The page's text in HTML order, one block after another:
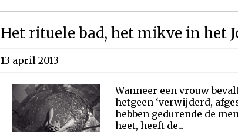
Het rituele bad, het mikve in het
13 april 2013
Wanneer een vrouw
hetgeen ‘verwijderd,
hebben gedurende de
heet, heeft de...